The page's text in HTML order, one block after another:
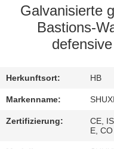
KONTAKT
UNS
Galvanisierte
Bastions-
Herkunftsort: HB
Markenname:
Zertifizierung:
CE,
E, CO